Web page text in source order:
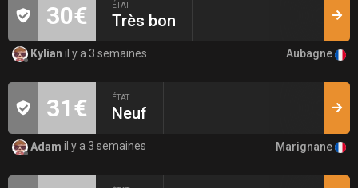
30€ ÉTAT
Très bon
Kylian il y a 3 semaines Aubagne
31€ ÉTAT
Neuf
Adam il y a 3 semaines Marignane